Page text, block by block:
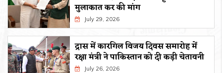
मुलाकात कर की मांग
July 29, 2026
द्रास में कारगिल विजय दिवस समारोह में
रक्षा मंत्री ने पाकिस्तान को दी कड़ी चेतावनी
July 26, 2026